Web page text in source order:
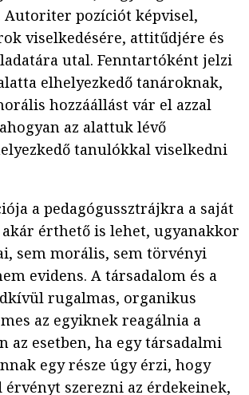
Autoriter pozíciót képvisel,
viselkedésére, attitűdjére és
utal. Fenntartóként jelzi
elhelyezkedő tanároknak,
hozzáállást vár el azzal
az alattuk lévő
tanulókkal viselkedni
a pedagógussztrájkra a saját
érthető is lehet, ugyanakkor
sem morális, sem törvényi
evidens. A társadalom és a
rugalmas, organikus
az egyiknek reagálnia a
az esetben, ha egy társadalmi
egy része úgy érzi, hogy
érvényt szerezni az érdekeinek,